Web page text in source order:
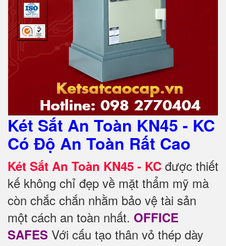
Két Sắt An Toàn KN45 - KC
Có Độ An Toàn Rất Cao
Két Sắt An Toàn KN45 - KC được thiết
kế không chỉ đẹp về mặt thẩm mỹ mà
còn chắc chắn nhằm bảo vệ tài sản
một cách an toàn nhất. OFFICE
SAFES Với cấu tạo thân vỏ thép dày